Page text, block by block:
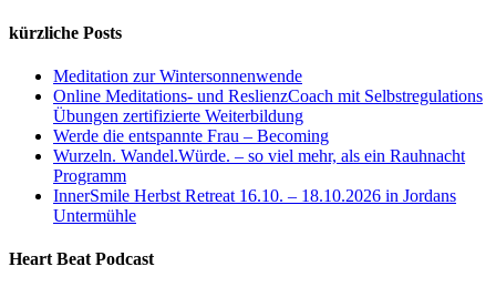
kürzliche Posts
Meditation zur Wintersonnenwende
Online Meditations- und ReslienzCoach mit Selbstregulations
Übungen zertifizierte Weiterbildung
Werde die entspannte Frau – Becoming
Wurzeln. Wandel.Würde. – so viel mehr, als ein Rauhnacht
Programm
InnerSmile Herbst Retreat 16.10. – 18.10.2026 in Jordans
Untermühle
Heart Beat Podcast